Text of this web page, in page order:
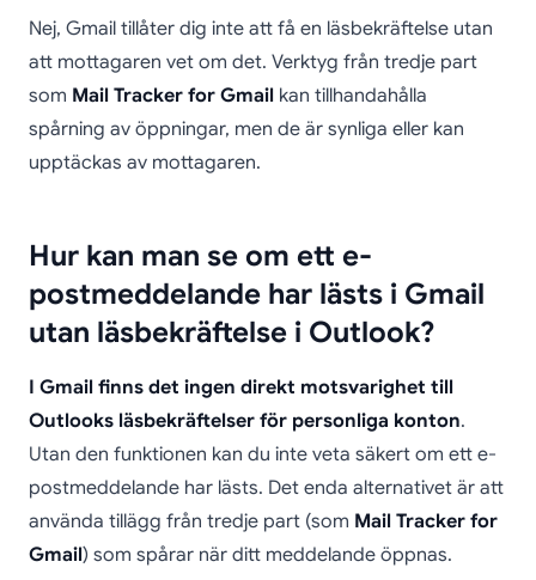
Nej, Gmail tillåter dig inte att få en läsbekräftelse utan
att mottagaren vet om det. Verktyg från tredje part
som Mail Tracker for Gmail kan tillhandahålla
spårning av öppningar, men de är synliga eller kan
upptäckas av mottagaren.
Hur kan man se om ett e-
postmeddelande har lästs i Gmail
utan läsbekräftelse i Outlook?
I Gmail finns det ingen direkt motsvarighet till
Outlooks läsbekräftelser för personliga konton.
Utan den funktionen kan du inte veta säkert om ett e-
postmeddelande har lästs. Det enda alternativet är att
använda tillägg från tredje part (som Mail Tracker for
Gmail) som spårar när ditt meddelande öppnas.